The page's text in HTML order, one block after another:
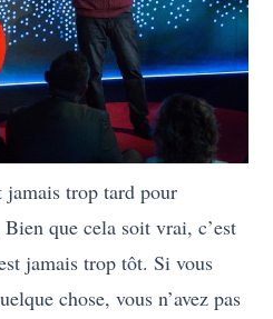
jamais trop tard pour
Bien que cela soit vrai, c’est
jamais trop tôt. Si vous
chose, vous n’avez pas